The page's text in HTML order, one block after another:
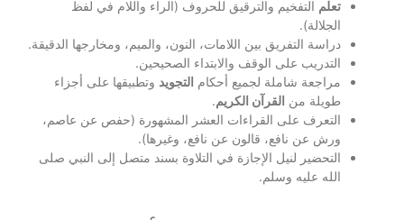
تعلم التفخيم والترقيق للحروف (الراء واللام في لفظ
الجلالة).
دراسة التفريق بين اللامات، النون، والميم، ومخارجها الدقيقة.
التدريب على الوقف والابتداء الصحيحين.
مراجعة شاملة لجميع أحكام التجويد وتطبيقها على أجزاء
طويلة من القرآن الكريم.
التعرف على القراءات العشر المشهورة (حفص عن عاصم،
ورش عن نافع، قالون عن نافع، وغيرها).
التحضير لنيل الإجازة في التلاوة بسند متصل إلى النبي صلى
الله عليه وسلم.